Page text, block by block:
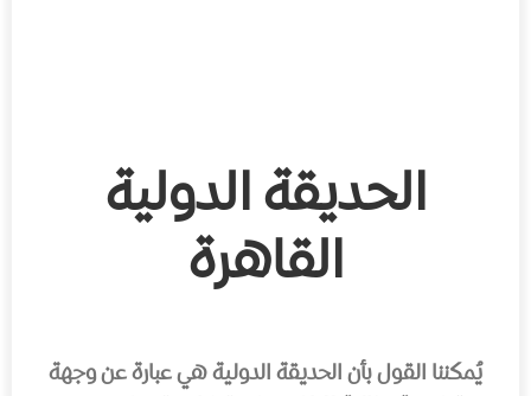
الحديقة الدولية
القاهرة
يُمكننا القول بأن الحديقة الدولية هي عبارة عن وجهة